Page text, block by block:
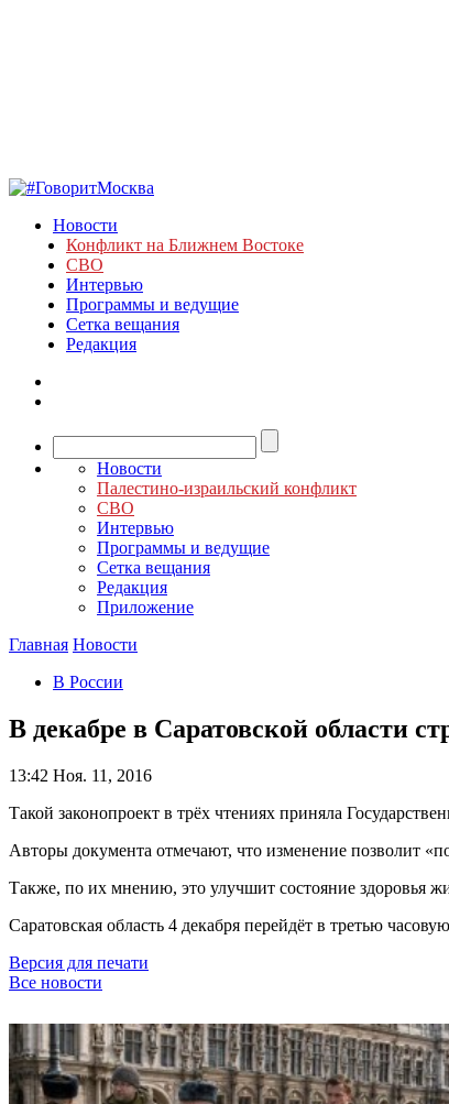
Новости
Конфликт на Ближнем Востоке
СВО
Интервью
Программы и ведущие
Сетка вещания
Редакция
Новости
Палестино-израильский конфликт
СВО
Интервью
Программы и ведущие
Сетка вещания
Редакция
Приложение
Главная Новости
В России
В декабре в Саратовской области
13:42 Ноя. 11, 2016
Такой законопроект в трёх чтениях приняла
Авторы документа отмечают, что изменение позволит
Также, по их мнению, это улучшит состояние здоровья
Саратовская область 4 декабря перейдёт в третью
Версия для печати
Все новости